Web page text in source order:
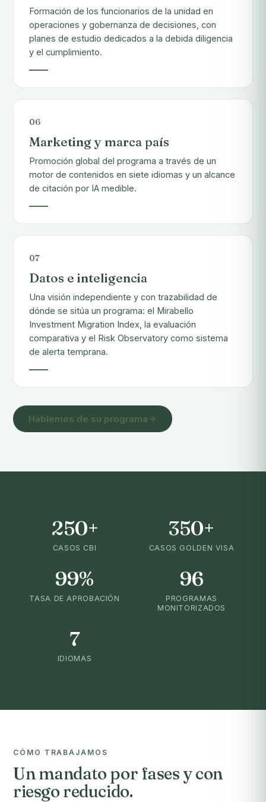
Formación de los funcionarios de la unidad en
operaciones y gobernanza de decisiones, con
planes de estudio dedicados a la debida diligencia
y el cumplimiento.
06
Marketing y marca país
Promoción global del programa a través de un
motor de contenidos en siete idiomas y un alcance
de citación por IA medible.
07
Datos e inteligencia
Una visión independiente y con trazabilidad de
dónde se sitúa un programa: el Mirabello
Investment Migration Index, la evaluación
comparativa y el Risk Observatory como sistema
de alerta temprana.
Hablemos de su programa
250+
CASOS CBI
350+
CASOS GOLDEN VISA
99%
TASA DE APROBACIÓN
96
PROGRAMAS
MONITORIZADOS
7
IDIOMAS
CÓMO TRABAJAMOS
Un mandato por fases y con
riesgo reducido.